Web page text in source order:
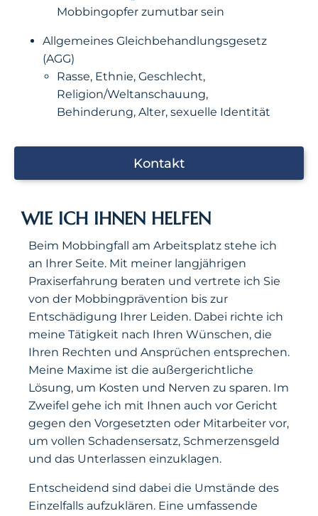
Mobbingopfer zumutbar sein
Allgemeines Gleichbehandlungsgesetz
(AGG)
Rasse, Ethnie, Geschlecht,
Religion/Weltanschauung,
Behinderung, Alter, sexuelle Identität
Kontakt
WIE ICH IHNEN HELFEN
Beim Mobbingfall am Arbeitsplatz stehe ich
an Ihrer Seite. Mit meiner langjährigen
Praxiserfahrung beraten und vertrete ich Sie
von der Mobbingprävention bis zur
Entschädigung Ihrer Leiden. Dabei richte ich
meine Tätigkeit nach Ihren Wünschen, die
Ihren Rechten und Ansprüchen entsprechen.
Meine Maxime ist die außergerichtliche
Lösung, um Kosten und Nerven zu sparen. Im
Zweifel gehe ich mit Ihnen auch vor Gericht
gegen den Vorgesetzten oder Mitarbeiter vor,
um vollen Schadensersatz, Schmerzensgeld
und das Unterlassen einzuklagen.
Entscheidend sind dabei die Umstände des
Einzelfalls aufzuklären. Eine umfassende